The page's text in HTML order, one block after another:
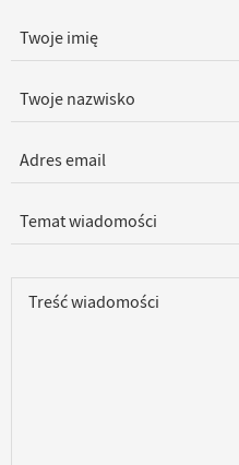
Formularz kontaktowy